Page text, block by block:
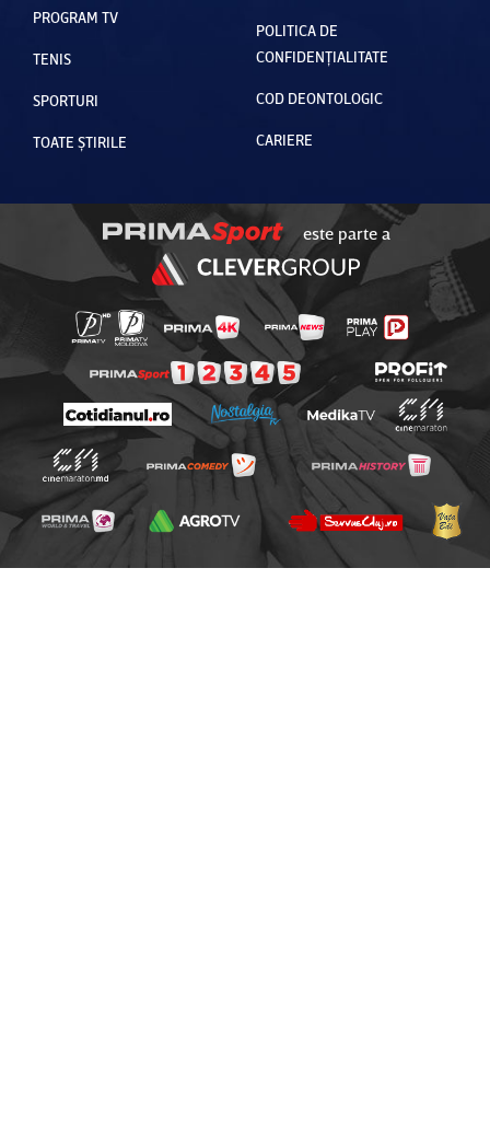
PROGRAM TV
TENIS
SPORTURI
TOATE ȘTIRILE
POLITICA DE
CONFIDENȚIALITATE
COD DEONTOLOGIC
CARIERE
este parte a